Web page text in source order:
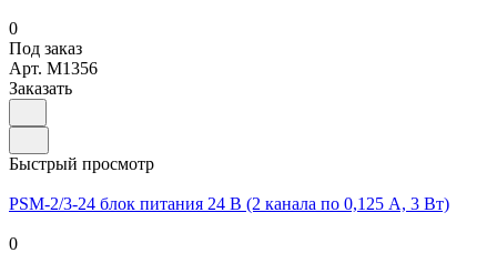
0
Под заказ
Арт. M1356
Заказать
Быстрый просмотр
PSM-2/3-24 блок питания 24 В (2 канала по 0,125 А, 3 Вт)
0